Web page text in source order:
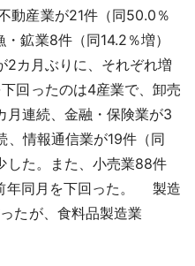
動産業が21件（同50.0％
鉱業8件（同14.2％増）
2カ月ぶりに、それぞれ増
回ったのは4産業で、卸売
月連続、金融・保険業が3
情報通信業が19件（同
した。また、小売業88件
年同月を下回った。 製造
たが、食料品製造業